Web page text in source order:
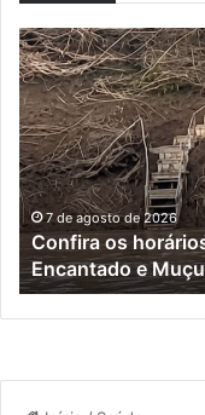
Turisvales
2026
recebe
1200
profissionais
do
trade
turístico
7 de agosto de 2026
Turisvales 2026
turístico